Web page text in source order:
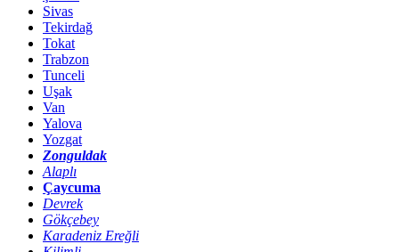
Sivas
Tekirdağ
Tokat
Trabzon
Tunceli
Uşak
Van
Yalova
Yozgat
Zonguldak
Alaplı
Çaycuma
Devrek
Gökçebey
Karadeniz Ereğli